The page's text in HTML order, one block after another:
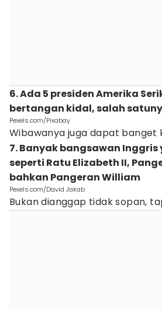
6. Ada 5 presiden Amerika
bertangan kidal, salah
Pexels.com/Pixabay
Wibawanya juga dapat banget
7. Banyak bangsawan
seperti Ratu Elizabeth II,
bahkan Pangeran William
Pexels.com/David Jakab
Bukan dianggap tidak sopan,